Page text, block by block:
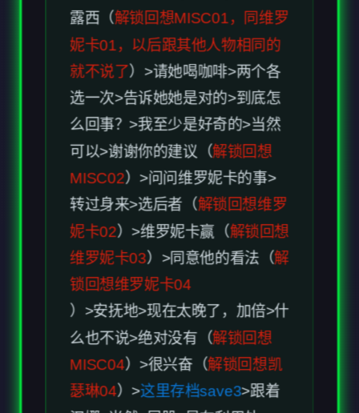
么回事？>我至少是好奇的>当然
可以>谢谢你的建议（解锁回想
MISC02）>问问维罗妮卡的事>
转过身来>选后者（解锁回想维罗
妮卡02）>维罗妮卡赢（解锁回想
维罗妮卡03）>同意他的看法（
锁回想维罗妮卡04
）>安抚地>现在太晚了，加倍>什
么也不说>绝对没有（解锁回想
MISC04）>很兴奋（解锁回想凯
瑟琳04）>这里存档save3
汉娜>当然>屁股>是在利用处
于...>问问要不要进来坐坐，到目
前终于解锁了所有菜单项，最重
要的是STATISTICS,这里能查看